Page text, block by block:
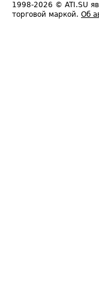
1998-2026 © ATI.SU
торговой маркой. Об